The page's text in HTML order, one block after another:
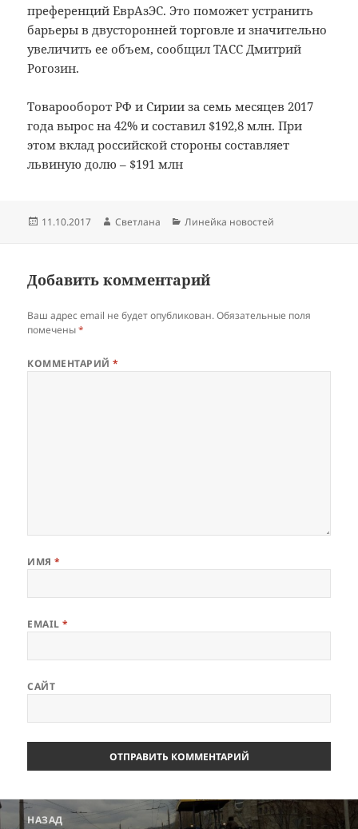
преференций ЕврАзЭС. Это поможет устранить
барьеры в двусторонней торговле и значительно
увеличить ее объем, сообщил ТАСС Дмитрий
Рогозин.
Товарооборот РФ и Сирии за семь месяцев 2017
года вырос на 42% и составил $192,8 млн. При
этом вклад российской стороны составляет
львиную долю – $191 млн
Опубликовано
11.10.2017 Автор
Светлана Рубрики
Линейка новостей
Добавить комментарий
Ваш адрес email не будет опубликован. Обязательные поля
помечены*
КОММЕНТАРИЙ*
ИМЯ*
EMAIL*
САЙТ
Навигация
НАЗАД